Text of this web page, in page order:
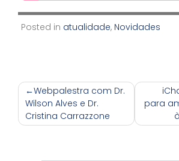
Posted in atualidade, Novidades
Navegação
de
Post
Webpalestra com Dr.
Wilson Alves e Dr.
Cristina Carrazzone
para